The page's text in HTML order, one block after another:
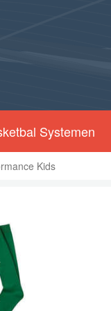
Systemen
Kids